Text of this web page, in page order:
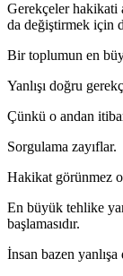
Gerekçeler hakikati
da değiştirmek için
Bir toplumun en
Yanlışı doğru
Çünkü o andan
Sorgulama zayıflar.
Hakikat görünmez
En büyük tehlike
başlamasıdır.
İnsan bazen